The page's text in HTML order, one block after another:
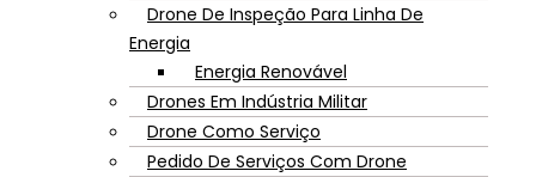
Drone De Inspeção Para Linha De
Energia
Energia Renovável
Drones Em Indústria Militar
Drone Como Serviço
Pedido De Serviços Com Drone